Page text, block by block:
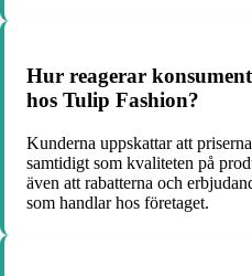
Hur reagerar
hos Tulip Fashion?
Kunderna uppskattar att
samtidigt som kvaliteten på
även att rabatterna och
som handlar hos företaget.